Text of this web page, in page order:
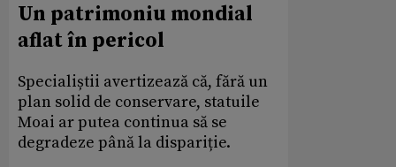
Un patrimoniu mondial
aflat în pericol
Specialiștii avertizează că, fără un
plan solid de conservare, statuile
Moai ar putea continua să se
degradeze până la dispariție.